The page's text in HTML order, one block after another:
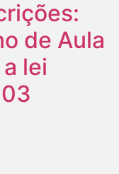
de Aula
lei